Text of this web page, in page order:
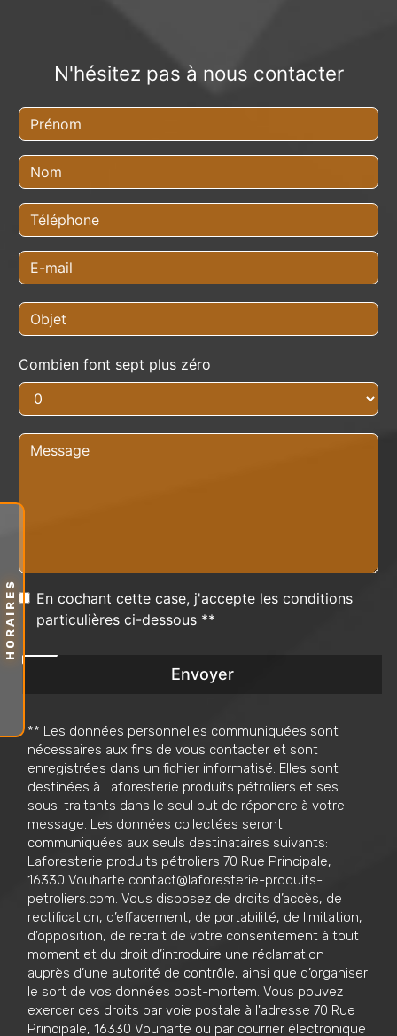
HORAIRES
N'hésitez pas à nous contacter
Combien font sept plus zéro
En cochant cette case, j'accepte les conditions
particulières ci-dessous **
Envoyer
** Les données personnelles communiquées sont
nécessaires aux fins de vous contacter et sont
enregistrées dans un fichier informatisé. Elles sont
destinées à Laforesterie produits pétroliers et ses
sous-traitants dans le seul but de répondre à votre
message. Les données collectées seront
communiquées aux seuls destinataires suivants:
Laforesterie produits pétroliers 70 Rue Principale,
16330 Vouharte contact@laforesterie-produits-
petroliers.com. Vous disposez de droits d’accès, de
rectification, d’effacement, de portabilité, de limitation,
d’opposition, de retrait de votre consentement à tout
moment et du droit d’introduire une réclamation
auprès d’une autorité de contrôle, ainsi que d’organiser
le sort de vos données post-mortem. Vous pouvez
exercer ces droits par voie postale à l'adresse 70 Rue
Principale, 16330 Vouharte ou par courrier électronique